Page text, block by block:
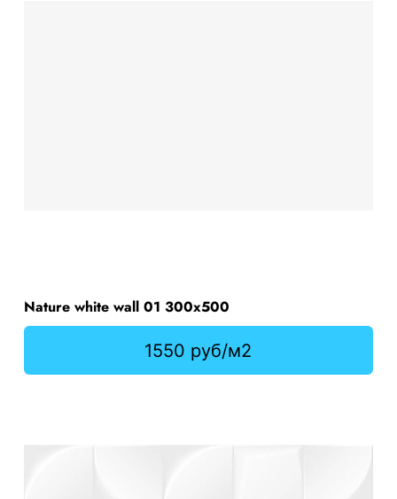
Nature white wall 01 300х500
1550 руб/м2